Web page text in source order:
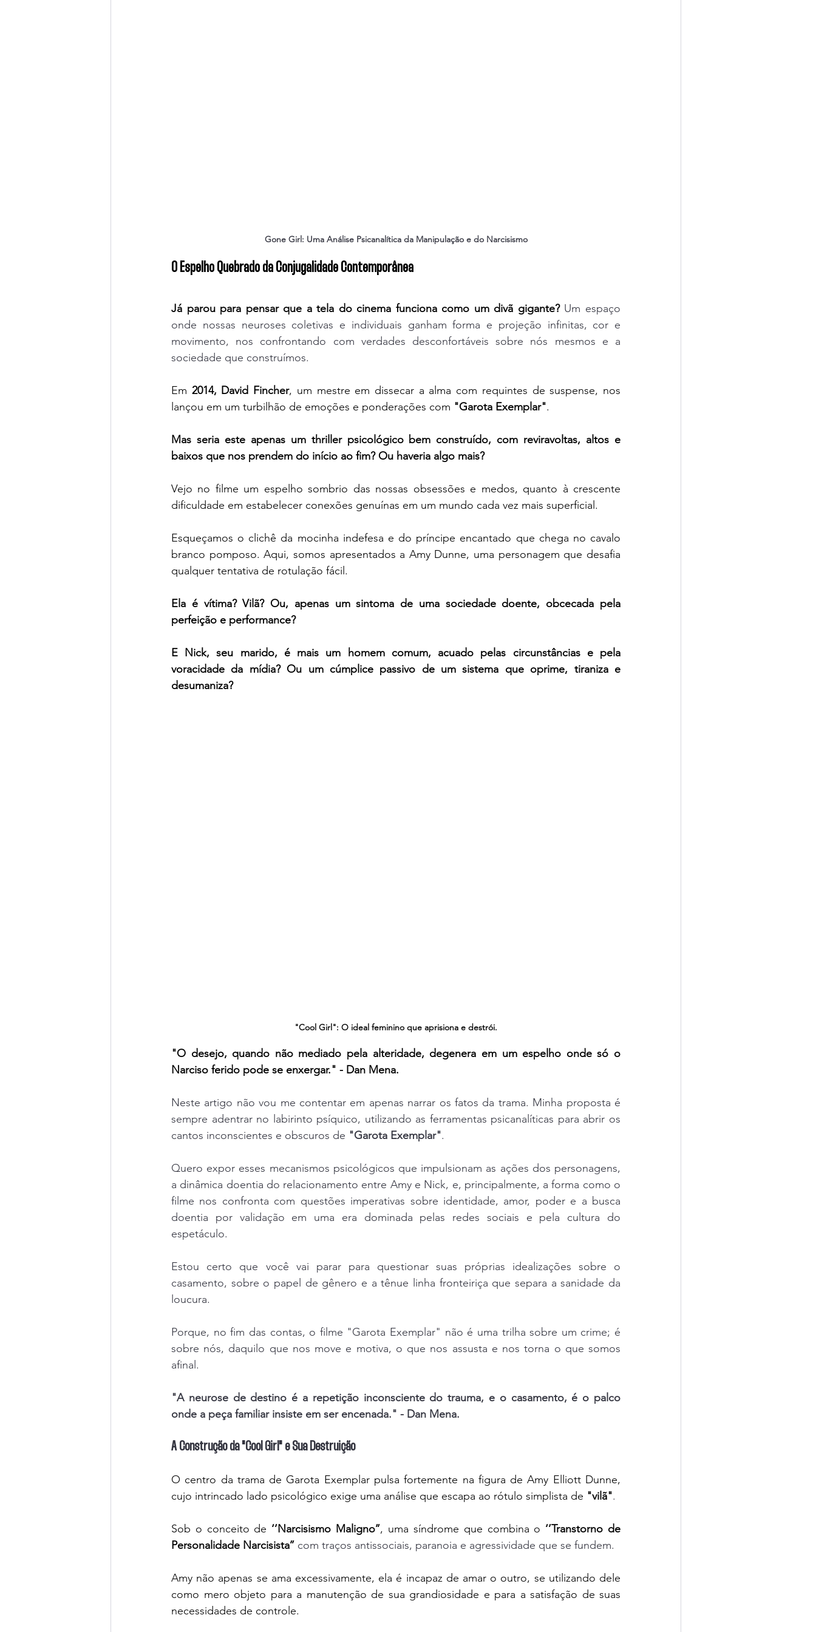
Gone Girl: Uma Análise Psicanalítica da Manipulação e do Narcisismo
O Espelho Quebrado da Conjugalidade Contemporânea
Já parou para pensar que a tela do cinema funciona como um divã gigante? Um espaço
onde nossas neuroses coletivas e individuais ganham forma e projeção infinitas, cor e
movimento, nos confrontando com verdades desconfortáveis sobre nós mesmos e a
sociedade que construímos.
Em 2014, David Fincher, um mestre em dissecar a alma com requintes de suspense, nos
lançou em um turbilhão de emoções e ponderações com "Garota Exemplar".
Mas seria este apenas um thriller psicológico bem construído, com reviravoltas, altos e
baixos que nos prendem do início ao fim? Ou haveria algo mais?
Vejo no filme um espelho sombrio das nossas obsessões e medos, quanto à crescente
dificuldade em estabelecer conexões genuínas em um mundo cada vez mais superficial.
Esqueçamos o clichê da mocinha indefesa e do príncipe encantado que chega no cavalo
branco pomposo. Aqui, somos apresentados a Amy Dunne, uma personagem que desafia
qualquer tentativa de rotulação fácil.
Ela é vítima? Vilã? Ou, apenas um sintoma de uma sociedade doente, obcecada pela
perfeição e performance?
E Nick, seu marido, é mais um homem comum, acuado pelas circunstâncias e pela
voracidade da mídia? Ou um cúmplice passivo de um sistema que oprime, tiraniza e
desumaniza?
"Cool Girl": O ideal feminino que aprisiona e destrói.
"O desejo, quando não mediado pela alteridade, degenera em um espelho onde só o
Narciso ferido pode se enxergar." - Dan Mena.
Neste artigo não vou me contentar em apenas narrar os fatos da trama. Minha proposta é
sempre adentrar no labirinto psíquico, utilizando as ferramentas psicanalíticas para abrir os
cantos inconscientes e obscuros de "Garota Exemplar".
Quero expor esses mecanismos psicológicos que impulsionam as ações dos personagens,
a dinâmica doentia do relacionamento entre Amy e Nick, e, principalmente, a forma como o
filme nos confronta com questões imperativas sobre identidade, amor, poder e a busca
doentia por validação em uma era dominada pelas redes sociais e pela cultura do
espetáculo.
Estou certo que você vai parar para questionar suas próprias idealizações sobre o
casamento, sobre o papel de gênero e a tênue linha fronteiriça que separa a sanidade da
loucura.
Porque, no fim das contas, o filme "Garota Exemplar" não é uma trilha sobre um crime; é
sobre nós, daquilo que nos move e motiva, o que nos assusta e nos torna o que somos
afinal.
"A neurose de destino é a repetição inconsciente do trauma, e o casamento, é o palco
onde a peça familiar insiste em ser encenada." - Dan Mena.
A Construção da "Cool Girl" e Sua Destruição
O centro da trama de Garota Exemplar pulsa fortemente na figura de Amy Elliott Dunne,
cujo intrincado lado psicológico exige uma análise que escapa ao rótulo simplista de "vilã".
Sob o conceito de ‘’Narcisismo Maligno’’, uma síndrome que combina o ‘’Transtorno de
Personalidade Narcisista’’ com traços antissociais, paranoia e agressividade que se fundem.
Amy não apenas se ama excessivamente, ela é incapaz de amar o outro, se utilizando dele
como mero objeto para a manutenção de sua grandiosidade e para a satisfação de suas
necessidades de controle.